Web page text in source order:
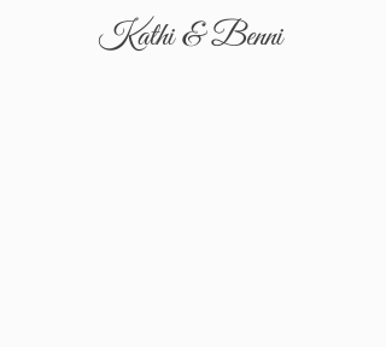
Kathi & Benni